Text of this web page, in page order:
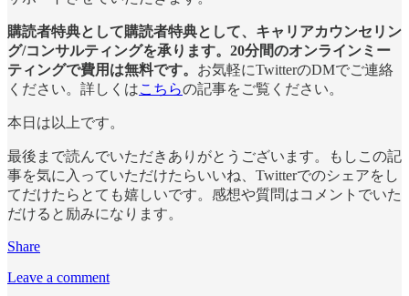
購読者特典として購読者特典として、キャリアカウンセリン
グ/コンサルティングを承ります。20分間のオンラインミー
ティングで費用は無料です。 お気軽にTwitterのDMでご連絡
ください。詳しくはこちらの記事をご覧ください。
本日は以上です。
最後まで読んでいただきありがとうございます。もしこの記
事を気に入っていただけたらいいね、Twitterでのシェアをし
てだけたらとても嬉しいです。感想や質問はコメントでいた
だけると励みになります。
Share
Leave a comment